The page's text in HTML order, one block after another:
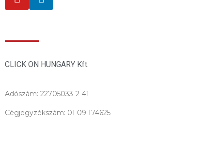
CLICK ON HUNGARY Kft.
Adószám: 22705033-2-41
Cégjegyzékszám: 01 09 174625